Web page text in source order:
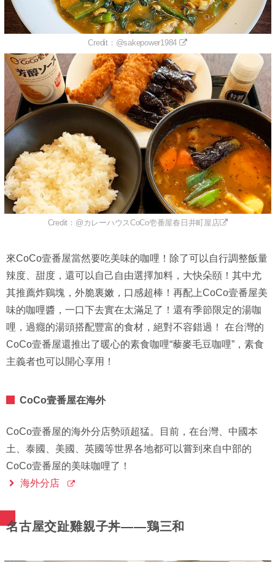
Credit：@sakepower1984
Credit：@カレーハウスCoCo壱番屋春日井町屋店
來CoCo壹番屋當然要吃美味的咖哩！除了可以自行調整飯量
辣度、甜度，還可以自己自由選擇加料，大快朵頤！其中尤
其推薦炸鷄塊，外脆裏嫩，口感超棒！再配上CoCo壹番屋美
味的咖哩醬，一口下去實在太滿足了！還有季節限定的湯咖
哩，過癮的湯頭搭配豐富的食材，絕對不容錯過！ 在台灣的
CoCo壹番屋還推出了暖心的素食咖哩“藜麥毛豆咖哩”，素食
主義者也可以開心享用！
CoCo壹番屋在海外
CoCo壹番屋的海外分店勢頭超猛。目前，在台灣、中國本
土、泰國、美國、英國等世界各地都可以嘗到來自中部的
CoCo壹番屋的美味咖哩了！
海外分店
名古屋交趾雞親子丼——鶏三和